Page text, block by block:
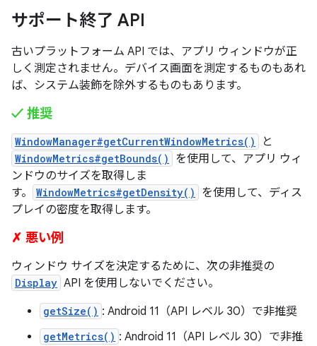
サポート終了 API
古いプラットフォーム API では、アプリ ウィンドウが正
しく測定されません。デバイス画面を測定するものもあれ
ば、システム装飾を除外するものもあります。
✓ 推奨
WindowManager#getCurrentWindowMetrics() と
WindowMetrics#getBounds()
を使用して、アプリ ウィ
ンドウのサイズを取得しま
す。
WindowMetrics#getDensity()
を使用して、ディス
プレイの密度を取得します。
✗ 悪い例
ウィンドウ サイズを決定するために、次の非推奨の
Display API を使用しないでください。
getSize() : Android 11（API レベル 30）で非推奨
getMetrics() : Android 11（API レベル 30）で非推